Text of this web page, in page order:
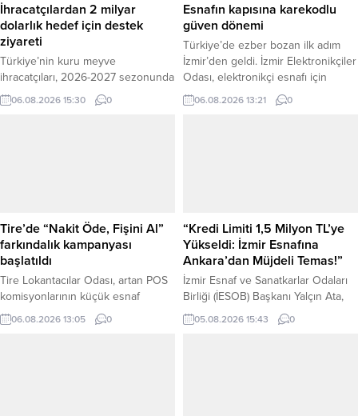
İhracatçılardan 2 milyar
dolarlık hedef için destek
ziyareti
Türkiye’nin kuru meyve
ihracatçıları, 2026-2027 sezonunda
2 milyar dolarlık ihracat hedefine
ulaşılması amacıyla AK Parti Genel
Gabay, çekirdeksiz kuru üzüm,
kuru kayısı ve...
06.08.2026 15:30 0
Esnafın kapısına karekodlu
güven dönemi
Türkiye’de ezber bozan ilk adım
İzmir’den geldi. İzmir Elektronikçiler
Odası, elektronikçi esnafı için
Türkiye’ye örnek teşkil edecek
“Dijital Mühür” uygulamasını
işletme bilgisi ve güvenli hizmet
sunuyor. “Karekodu Okut, Esnafını...
06.08.2026 13:21 0
Tire’de “Nakit Öde, Fişini Al”
farkındalık kampanyası
başlatıldı
Tire Lokantacılar Odası, artan POS
komisyonlarının küçük esnaf
üzerindeki mali yüküne dikkat
çekmek amacıyla “Esnafına Sahip
06.08.2026 13:05 0
“Kredi Limiti 1,5 Milyon TL’ye
Yükseldi: İzmir Esnafına
Ankara’dan Müjdeli Temas!”
İzmir Esnaf ve Sanatkarlar Odaları
Birliği (İESOB) Başkanı Yalçın Ata,
Ankara’da gerçekleştirdiği kritik
temaslarla esnaf ve sanatkarların
05.08.2026 15:43 0